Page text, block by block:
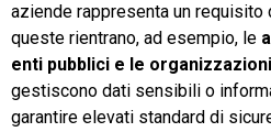
aziende rappresenta un requisito
queste rientrano, ad esempio, le
enti pubblici e le
gestiscono dati sensibili o
garantire elevati standard di